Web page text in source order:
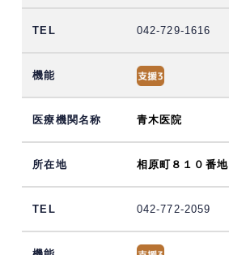
042-729-1616
青木医院
相原町８１０番地
042-772-2059